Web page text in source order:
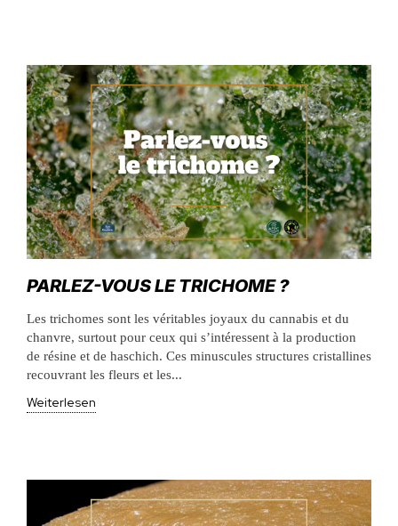
PARLEZ-VOUS LE TRICHOME ?
Les trichomes sont les véritables joyaux du cannabis et du
chanvre, surtout pour ceux qui s’intéressent à la production
de résine et de haschich. Ces minuscules structures cristallines
recouvrant les fleurs et les...
Weiterlesen